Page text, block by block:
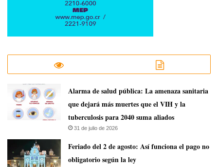
​Alarma de salud pública: La amenaza sanitaria
que dejará más muertes que el VIH y la
tuberculosis para 2040 suma aliados
31 de julio de 2026
Feriado del 2 de agosto: Así funciona el pago no
obligatorio según la ley